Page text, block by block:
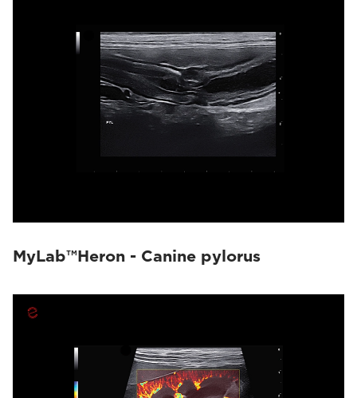
MyLab™Heron - Canine pylorus